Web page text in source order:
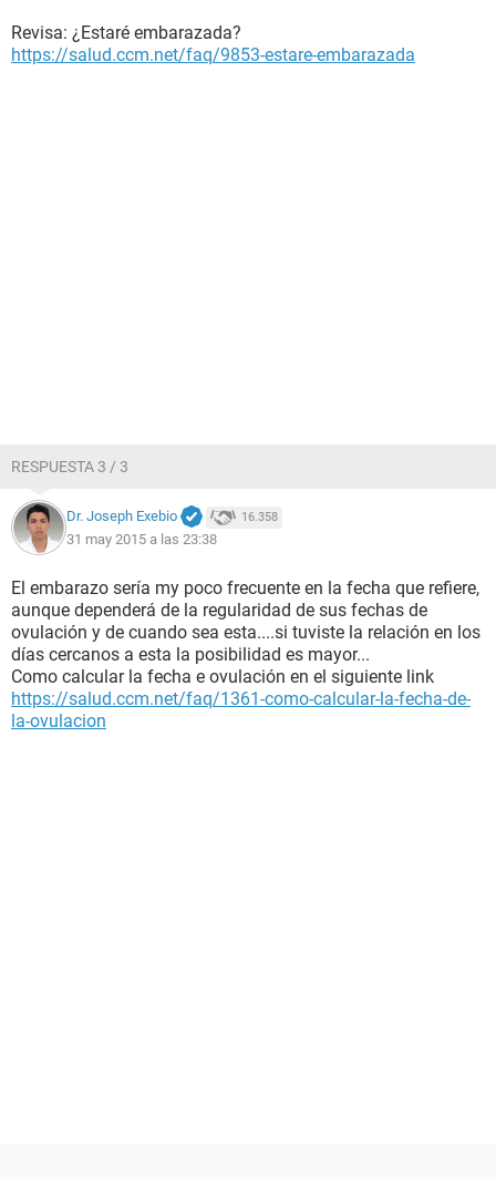
Revisa: ¿Estaré embarazada?
https://salud.ccm.net/faq/9853-estare-embarazada
RESPUESTA 3 / 3
Dr. Joseph Exebio 16.358
31 may 2015 a las 23:38
El embarazo sería my poco frecuente en la fecha que refiere,
aunque dependerá de la regularidad de sus fechas de
ovulación y de cuando sea esta....si tuviste la relación en los
días cercanos a esta la posibilidad es mayor...
Como calcular la fecha e ovulación en el siguiente link
https://salud.ccm.net/faq/1361-como-calcular-la-fecha-de-
la-ovulacion